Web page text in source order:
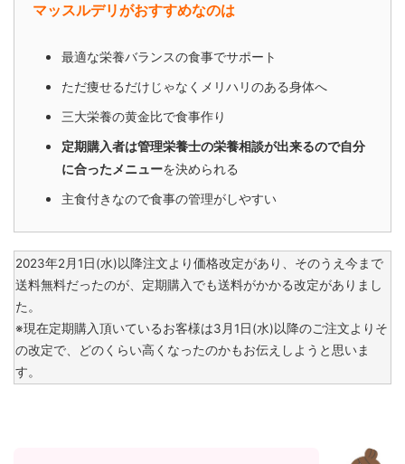
マッスルデリがおすすめなのは
最適な栄養バランスの食事でサポート
ただ痩せるだけじゃなくメリハリのある身体へ
三大栄養の黄金比で食事作り
定期購入者は管理栄養士の栄養相談が出来るので自分
に合ったメニューを決められる
主食付きなので食事の管理がしやすい
2023年2月1日(水)以降注文より価格改定があり、そのうえ今まで
送料無料だったのが、定期購入でも送料がかかる改定がありまし
た。
※現在定期購入頂いているお客様は3月1日(水)以降のご注文より そ
の改定で、どのくらい高くなったのかもお伝えしようと思いま
す。